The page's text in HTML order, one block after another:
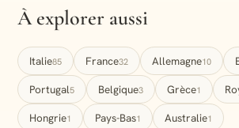
À explorer aussi
Italie85 France32 Allemagne10
Portugal5 Belgique3 Grèce1
Hongrie1 Pays-Bas1 Australie1